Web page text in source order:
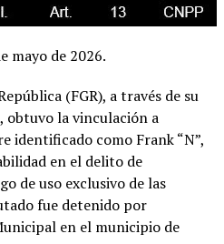
mayo de 2026.
(FGR), a través de su
obtuvo la vinculación a
identificado como Frank “N”,
en el delito de
de uso exclusivo de las
fue detenido por
en el municipio de